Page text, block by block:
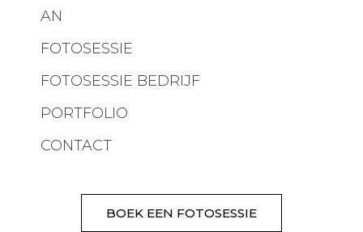
AN
FOTOSESSIE
FOTOSESSIE BEDRIJF
PORTFOLIO
CONTACT
BOEK EEN FOTOSESSIE